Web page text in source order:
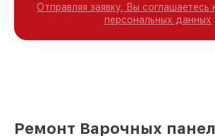
Отправляя заявку, Вы соглашаетесь
персональных данных
Ремонт Варочных